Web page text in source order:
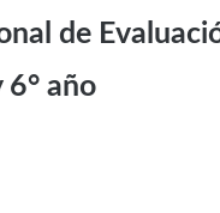
de
6° año